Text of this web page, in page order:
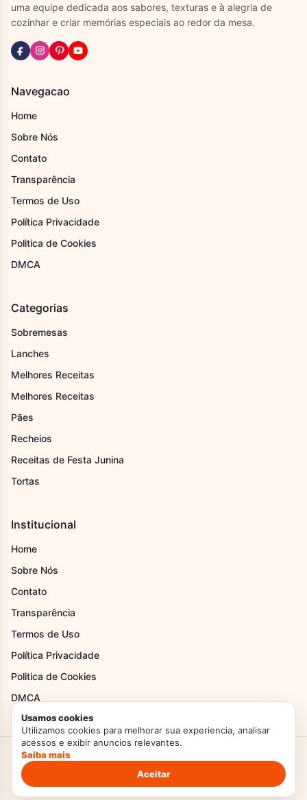
uma equipe dedicada aos sabores, texturas e à alegria de
cozinhar e criar memórias especiais ao redor da mesa.
Navegacao
Home
Sobre Nós
Contato
Transparência
Termos de Uso
Política Privacidade
Politica de Cookies
DMCA
Categorias
Sobremesas
Lanches
Melhores Receitas
Melhores Receitas
Pães
Recheios
Receitas de Festa Junina
Tortas
Institucional
Home
Sobre Nós
Contato
Transparência
Termos de Uso
Política Privacidade
Politica de Cookies
DMCA
Criado com Amor
Politica de PrivacidadeTermos de Uso
Usamos cookies
Utilizamos cookies para melhorar sua experiencia, analisar
acessos e exibir anuncios relevantes.
Saiba mais
Aceitar